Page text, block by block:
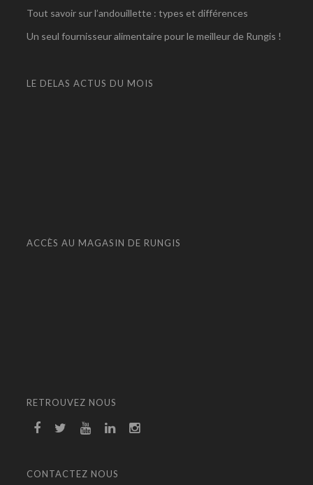
Tout savoir sur l’andouillette : types et différences
Un seul fournisseur alimentaire pour le meilleur de Rungis !
LE DELAS ACTUS DU MOIS
ACCÈS AU MAGASIN DE RUNGIS
RETROUVEZ NOUS
CONTACTEZ NOUS